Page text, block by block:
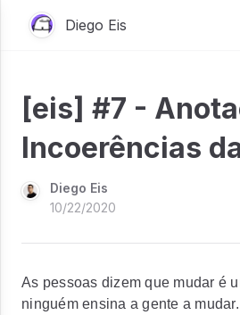
Diego Eis
[eis] #7 -
Incoerências
Diego Eis
10/22/2020
As pessoas dizem que mudar é
ninguém ensina a gente a